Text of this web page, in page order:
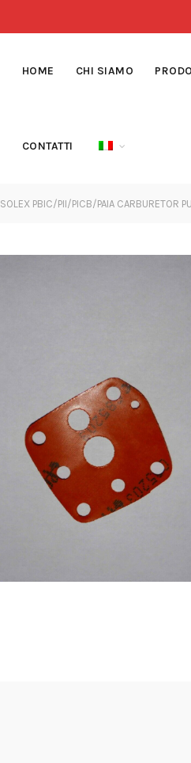
HOME CHI SIAMO
CONTATTI
SOLEX PBIC/PII/PICB/PAIA CARBURETOR